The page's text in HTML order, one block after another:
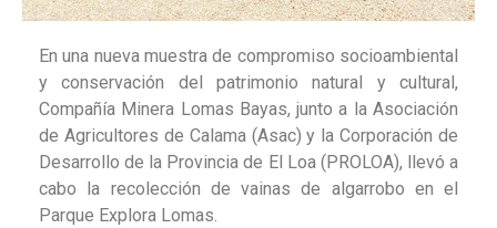
En una nueva muestra de compromiso socioambiental
y conservación del patrimonio natural y cultural,
Compañía Minera Lomas Bayas, junto a la Asociación
de Agricultores de Calama (Asac) y la Corporación de
Desarrollo de la Provincia de El Loa (PROLOA),
llevó a
cabo la recolección de vainas de algarrobo en el
Parque Explora Lomas.